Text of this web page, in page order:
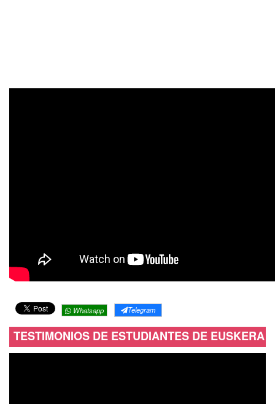
Whatsapp Telegram
TESTIMONIOS DE ESTUDIANTES DE EUSKERA